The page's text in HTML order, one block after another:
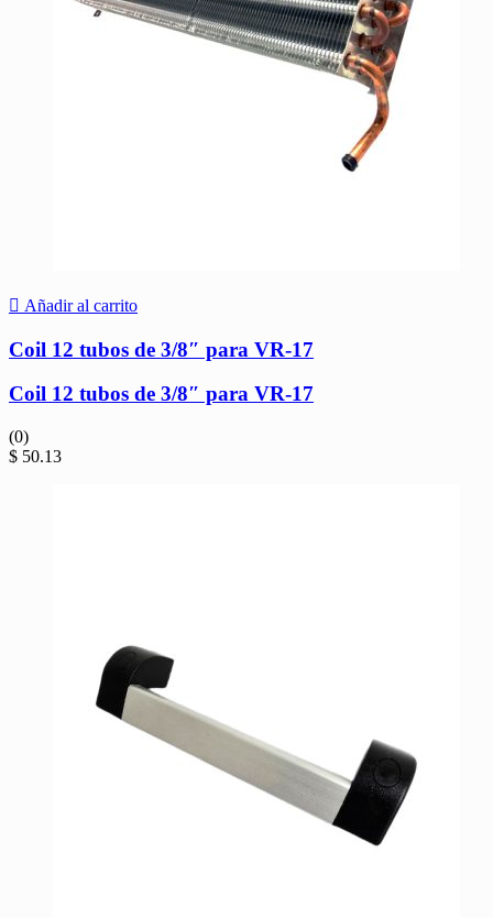
Añadir al carrito
Coil 12 tubos de 3/8″ para VR-17
Coil 12 tubos de 3/8″ para VR-17
(0)
$ 50.13